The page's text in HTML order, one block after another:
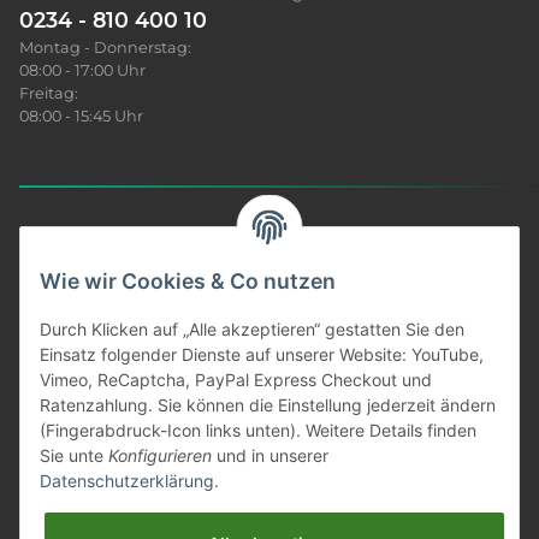
0234 - 810 400 10
Montag - Donnerstag:
08:00 - 17:00 Uhr
Freitag:
08:00 - 15:45 Uhr
Produkt Infos
Unser Service
Informationen
Wie wir Cookies & Co nutzen
Durch Klicken auf „Alle akzeptieren“ gestatten Sie den
Einsatz folgender Dienste auf unserer Website: YouTube,
Vimeo, ReCaptcha, PayPal Express Checkout und
Ratenzahlung. Sie können die Einstellung jederzeit ändern
(Fingerabdruck-Icon links unten). Weitere Details finden
Sie unte Konfigurieren und in unserer
Datenschutzerklärung.